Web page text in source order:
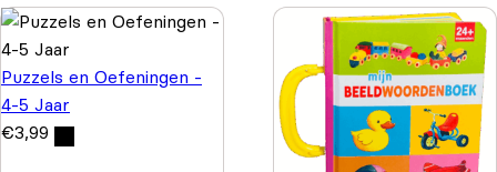
Puzzels en Oefeningen -
4-5 Jaar
€3,99